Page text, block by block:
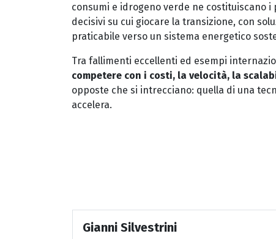
consumi e idrogeno verde ne costituiscano
decisivi su cui giocare la transizione, con
praticabile verso un sistema energetico
Tra fallimenti eccellenti ed esempi
competere con i costi, la velocità, la
opposte che si intrecciano: quella di una
accelera.
Gianni Silvestrini